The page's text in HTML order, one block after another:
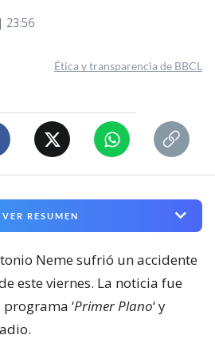
23:56
Ética y transparencia de BBCL
VER RESUMEN
Neme sufrió un accidente
este viernes. La noticia fue
‘Primer Plano‘ y